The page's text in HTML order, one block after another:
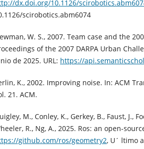
dx.doi.org/10.1126/
scirobotics.abm6074
W. S., 2007. Team case and the
of the 2007 DARPA Urban
de 2025. URL: https://
K., 2002. Improving noise. In: ACM
21. ACM.
M., Conley, K., Gerkey, B., Faust, J.,
R., Ng, A., 2025. Ros: an open-
github.com/ros/geometry2, U´ ltimo